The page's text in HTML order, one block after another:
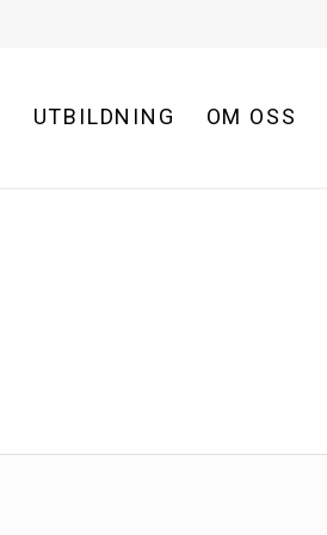
UTBILDNING OM OSS